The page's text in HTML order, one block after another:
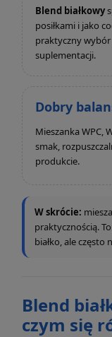
Blend białkowy
posiłkami i jako
praktyczny
suplementacji.
Dobry
Mieszanka WPC,
smak,
produkcie.
W skrócie:
praktycznością.
białko, ale
Blend
czym się